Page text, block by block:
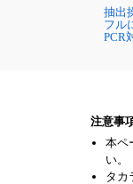
抽出
フル
PCR
注意事
本ペ
い。
タカ